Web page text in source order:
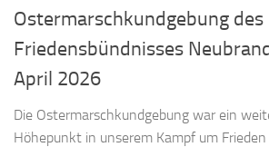
Ostermarschkundgebung des
Friedensbündnisses
April 2026
Die Ostermarschkundgebung war ein
Höhepunkt in unserem Kampf um